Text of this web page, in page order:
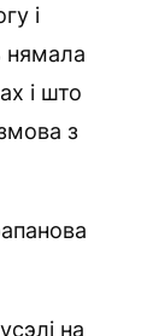
і
нямала
і што
з
на